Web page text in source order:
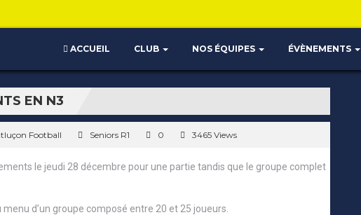
ACCUEIL CLUB NOS ÉQUIPES ÉVÈNEMENTS
EN N3
Football Seniors R1 0 3465 Views
le jeudi 28 décembre pour une partie tandis que le groupe complet
d’un groupe composé entre 20 et 25 joueurs.